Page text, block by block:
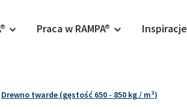
Praca w RAMPA® Inspiracje
Drewno twarde (gęstość 650 - 850 kg / m³)